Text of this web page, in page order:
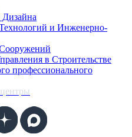
и Инженерно-
в Строительстве
профессионального